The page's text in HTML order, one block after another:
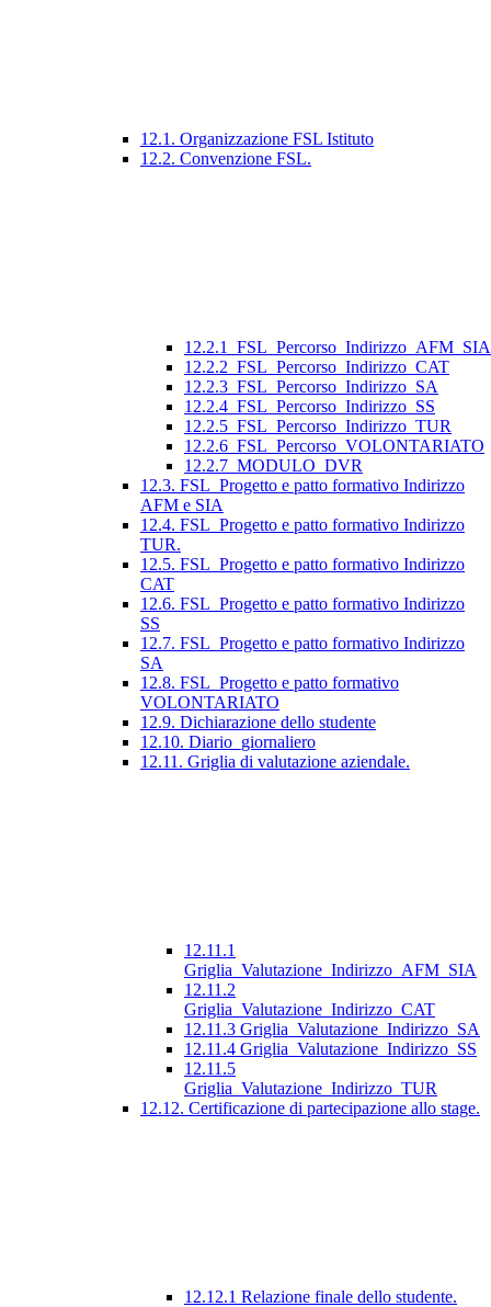
12.1. Organizzazione FSL Istituto
12.2. Convenzione FSL.
12.2.1_FSL_Percorso_Indirizzo_AFM_SIA
12.2.2_FSL_Percorso_Indirizzo_CAT
12.2.3_FSL_Percorso_Indirizzo_SA
12.2.4_FSL_Percorso_Indirizzo_SS
12.2.5_FSL_Percorso_Indirizzo_TUR
12.2.6_FSL_Percorso_VOLONTARIATO
12.2.7_MODULO_DVR
12.3. FSL_Progetto e patto formativo Indirizzo
AFM e SIA
12.4. FSL_Progetto e patto formativo Indirizzo
TUR.
12.5. FSL_Progetto e patto formativo Indirizzo
CAT
12.6. FSL_Progetto e patto formativo Indirizzo
SS
12.7. FSL_Progetto e patto formativo Indirizzo
SA
12.8. FSL_Progetto e patto formativo
VOLONTARIATO
12.9. Dichiarazione dello studente
12.10. Diario_giornaliero
12.11. Griglia di valutazione aziendale.
12.11.1
Griglia_Valutazione_Indirizzo_AFM_SIA
12.11.2
Griglia_Valutazione_Indirizzo_CAT
12.11.3 Griglia_Valutazione_Indirizzo_SA
12.11.4 Griglia_Valutazione_Indirizzo_SS
12.11.5
Griglia_Valutazione_Indirizzo_TUR
12.12. Certificazione di partecipazione allo stage.
12.12.1 Relazione finale dello studente.